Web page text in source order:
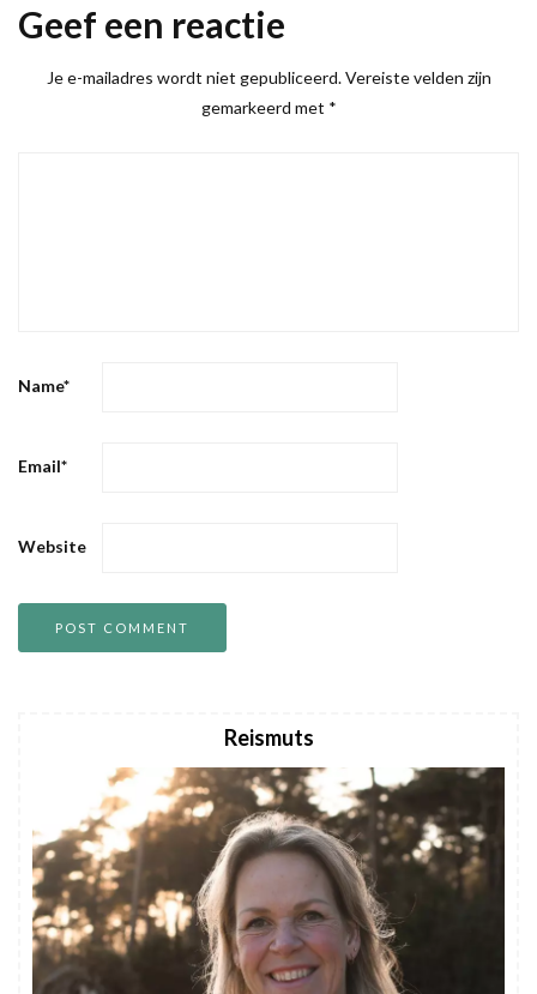
Geef een reactie
Je e-mailadres wordt niet gepubliceerd. Vereiste velden zijn
gemarkeerd met *
Name*
Email*
Website
Reismuts